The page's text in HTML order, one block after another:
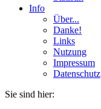
Info
Über...
Danke!
Links
Nutzung
Impressum
Datenschutz
Sie sind hier: